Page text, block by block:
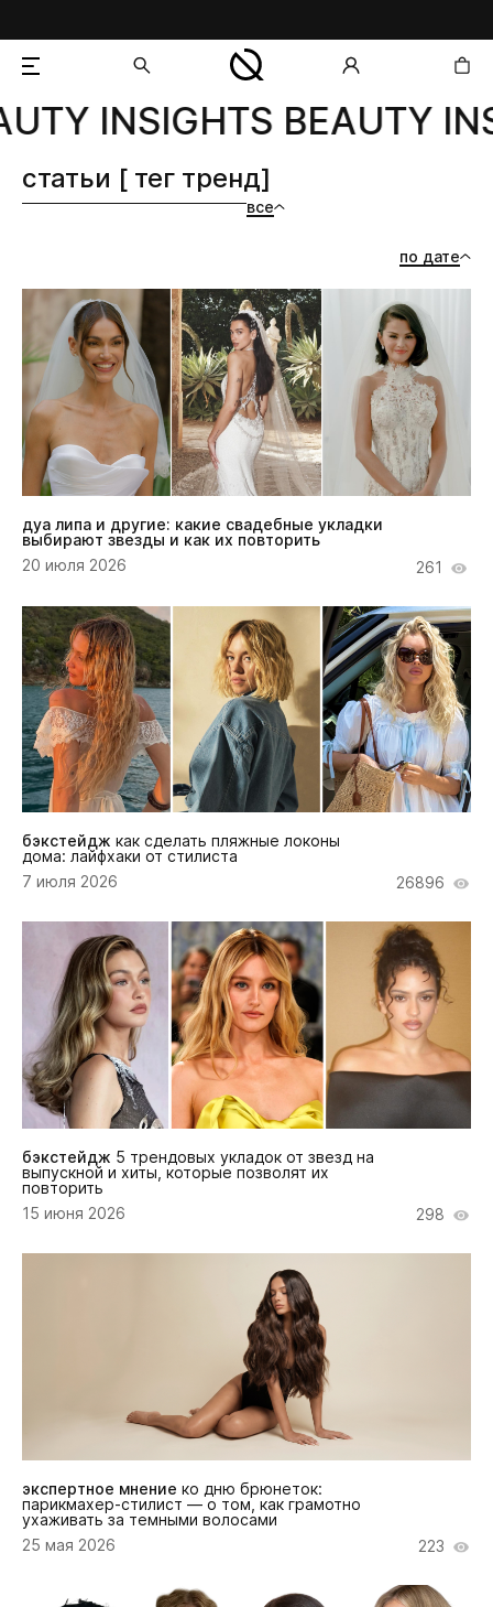
добавлен в корзину
INSIGHTS BEAUTY
все
статьи [ тег тренд]
по дате
дуа липа и другие: какие свадебные укладки
выбирают звезды и как их повторить
20 июля 2026
261
бэкстейдж как сделать пляжные локоны
дома: лайфхаки от стилиста
7 июля 2026
26896
бэкстейдж 5 трендовых укладок от звезд на
выпускной и хиты, которые позволят их
повторить
15 июня 2026
298
экспертное мнение ко дню брюнеток:
парикмахер-стилист — о том, как грамотно
ухаживать за темными волосами
25 мая 2026
223